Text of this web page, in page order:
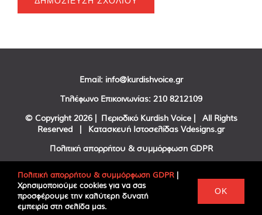
Email: info@kurdishvoice.gr
Τηλέφωνο Επικοινωνίας: 210 8212109
© Copyright 2026 | Περιοδικό Kurdish Voice | All Rights
Reserved | Κατασκευή Ιστοσελίδας Vdesigns.gr
Πολιτική απορρήτου & συμμόρφωση GDPR
FacebookTwitter
Πολιτική απορρήτου & συμμόρφωση GDPR |
Χρησιμοποιούμε cookies για να σας
προσφέρουμε την καλύτερη δυνατή
εμπειρία στη σελίδα μας.
OK